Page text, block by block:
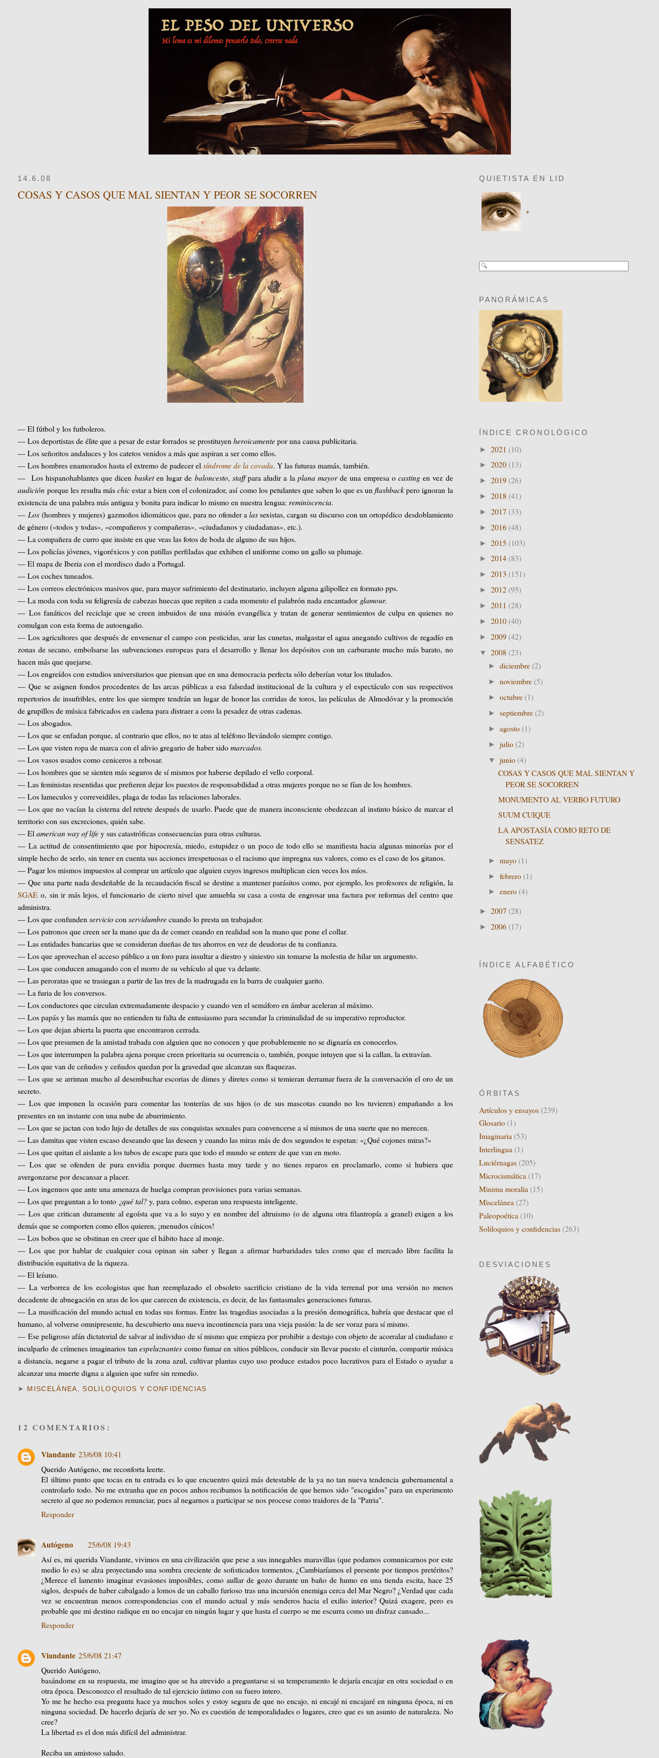
14.6.08
COSAS Y CASOS QUE MAL SIENTAN Y PEOR SE SOCORREN
— El fútbol y los futboleros.
— Los deportistas de élite que a pesar de estar forrados se prostituyenheroicamentepor una causa publicitaria.
— Los señoritos andaluces y los catetos venidos a más que aspiran a ser como ellos.
— Los hombres enamorados hasta el extremo de padecer elsíndrome de la covada. Y las futuras mamás, también.
— Los hispanohablantes que dicen basketen lugar de baloncesto, staffpara aludir a la plana mayorde una empresa o castingen vez de
audición porque les resulta máschicestar a bien con el colonizador, así como los petulantes que saben lo que es unflashbackpero ignoran la
existencia de una palabra más antigua y bonita para indicar lo mismo en nuestra lengua:reminiscencia.
— Los(hombres y mujeres) gazmoños idiomáticos que, para no ofender alassexistas, cargan su discurso con un ortopédico desdoblamiento
de género («todos y todas», «compañeros y compañeras», «ciudadanos y ciudadanas», etc.).
— La compañera de curro que insiste en que veas las fotos de boda de alguno de sus hijos.
— Los policías jóvenes, vigoréxicos y con patillas perfiladas que exhiben el uniforme como un gallo su plumaje.
— El mapa de Iberia con el mordisco dado a Portugal.
— Los coches tuneados.
— Los correos electrónicos masivos que, para mayor sufrimiento del destinatario, incluyen alguna gilipollez en formato pps.
— La moda con toda su feligresía de cabezas huecas que repiten a cada momento el palabrón nada encantador glamour.
— Los fanáticos del reciclaje que se creen imbuidos de una misión evangélica y tratan de generar sentimientos de culpa en quienes no
comulgan con esta forma de autoengaño.
— Los agricultores que después de envenenar el campo con pesticidas, arar las cunetas, malgastar el agua anegando cultivos de regadío en
zonas de secano, embolsarse las subvenciones europeas para el desarrollo y llenar los depósitos con un carburante mucho más barato, no
hacen más que quejarse.
— Los engreídos con estudios universitarios que piensan que en una democracia perfecta sólo deberían votar los titulados.
— Que se asignen fondos procedentes de las arcas públicas a esa falsedad institucional de la cultura y el espectáculo con sus respectivos
repertorios de insufribles, entre los que siempre tendrán un lugar de honor las corridas de toros, las películas de Almodóvar y la promoción
de grupillos de música fabricados en cadena para distraer a coro la pesadez de otras cadenas.
— Los abogados.
— Los que se enfadan porque, al contrario que ellos, no te atas al teléfono llevándolo siempre contigo.
— Los que visten ropa de marca con el alivio gregario de haber sidomarcados.
— Los vasos usados como ceniceros a rebosar.
— Los hombres que se sienten más seguros de sí mismos por haberse depilado el vello corporal.
— Las feministas resentidas que prefieren dejar los puestos de responsabilidad a otras mujeres porque no se fían de los hombres.
— Los lameculos y correveidiles, plaga de todas las relaciones laborales.
— Los que no vacían la cisterna del retrete después de usarlo. Puede que de manera inconsciente obedezcan al instinto básico de marcar el
territorio con sus excreciones, quién sabe.
— Elamerican way of lifey sus catastróficas consecuencias para otras culturas.
— La actitud de consentimiento que por hipocresía, miedo, estupidez o un poco de todo ello se manifiesta hacia algunas minorías por el
simple hecho de serlo, sin tener en cuenta sus acciones irrespetuosas o el racismo que impregna sus valores, como es el caso de los gitanos.
— Pagar los mismos impuestos al comprar un artículo que alguien cuyos ingresos multiplican cien veces los míos.
— Que una parte nada desdeñable de la recaudación fiscal se destine a mantener parásitos como, por ejemplo, los profesores de religión, la
SGAE o, sin ir más lejos, el funcionario de cierto nivel que amuebla su casa a costa de engrosar una factura por reformas del centro que
administra.
— Los que confundenservicioconservidumbrecuando lo presta un trabajador.
— Los patronos que creen ser la mano que da de comer cuando en realidad son la mano que pone el collar.
— Las entidades bancarias que se consideran dueñas de tus ahorros en vez de deudoras de tu confianza.
— Los que aprovechan el acceso público a un foro para insultar a diestro y siniestro sin tomarse la molestia de hilar un argumento.
— Los que conducen amagando con el morro de su vehículo al que va delante.
— Las peroratas que se trasiegan a partir de las tres de la madrugada en la barra de cualquier garito.
— La furia de los conversos.
— Los conductores que circulan extremadamente despacio y cuando ven el semáforo en ámbar aceleran al máximo.
— Los papás y las mamás que no entienden tu falta de entusiasmo para secundar la criminalidad de su imperativo reproductor.
— Los que dejan abierta la puerta que encontraron cerrada.
— Los que presumen de la amistad trabada con alguien que no conocen y que probablemente no se dignaría en conocerlos.
— Los que interrumpen la palabra ajena porque creen prioritaria su ocurrencia o, también, porque intuyen que si la callan, la extravían.
— Los que van de ceñudos y ceñudos quedan por la gravedad que alcanzan sus flaquezas.
— Los que se arriman mucho al desembuchar escorias de dimes y diretes como si temieran derramar fuera de la conversación el oro de un
secreto.
— Los que imponen la ocasión para comentar las tonterías de sus hijos (o de sus mascotas cuando no los tuvieren) empañando a los
presentes en un instante con una nube de aburrimiento.
— Los que se jactan con todo lujo de detalles de sus conquistas sexuales para convencerse a sí mismos de una suerte que no merecen.
— Las damitas que visten escaso deseando que las deseen y cuando las miras más de dos segundos te espetan: «¿Qué cojones miras?»
— Los que quitan el aislante a los tubos de escape para que todo el mundo se entere de que van en moto.
— Los que se ofenden de pura envidia porque duermes hasta muy tarde y no tienes reparos en proclamarlo, como si hubiera que
avergonzarse por descansar a placer.
— Los ingenuos que ante una amenaza de huelga compran provisiones para varias semanas.
— Los que preguntan a lo tonto ¿qué tal?y, para colmo, esperan una respuesta inteligente.
— Los que critican duramente al egoísta que va a lo suyo y en nombre del altruismo (o de alguna otra filantropía a granel) exigen a los
demás que se comporten como ellos quieren, ¡menudos cínicos!
— Los bobos que se obstinan en creer que el hábito hace al monje.
— Los que por hablar de cualquier cosa opinan sin saber y llegan a afirmar barbaridades tales como que el mercado libre facilita la
distribución equitativa de la riqueza.
— El leísmo.
— La verborrea de los ecologistas que han reemplazado el obsoleto sacrificio cristiano de la vida terrenal por una versión no menos
decadente de abnegación en aras de los que carecen de existencia, es decir, de las fantasmales generaciones futuras.
— La masificación del mundo actual en todas sus formas. Entre las tragedias asociadas a la presión demográfica, habría que destacar que el
humano, al volverse omnipresente, ha descubierto una nueva incontinencia para una vieja pasión: la de ser voraz para sí mismo.
— Ese peligroso afán dictatorial de salvar al individuo de sí mismo que empieza por prohibir a destajo con objeto de acorralar al ciudadano e
inculparlo de crímenes imaginarios tanespeluznantes como fumar en sitios públicos, conducir sin llevar puesto el cinturón, compartir música
a distancia, negarse a pagar el tributo de la zona azul, cultivar plantas cuyo uso produce estados poco lucrativos para el Estado o ayudar a
alcanzar una muerte digna a alguien que sufre sin remedio.
➤ MISCELÁNEA,SOLILOQUIOS Y CONFIDENCIAS
12 COMENTARIOS:
Viandante 23/6/08 10:41
Querido Autógeno, me reconforta leerte.
El último punto que tocas en tu entrada es lo que encuentro quizá más detestable de la ya no tan nueva tendencia gubernamental a
controlarlo todo. No me extranha que en pocos anhos recibamos la notificación de que hemos sido "escogidos" para un experimento
secreto al que no podemos renunciar, pues al negarnos a participar se nos procese como traidores de la "Patria".
Responder
Autógeno
25/6/08 19:43
Así es, mi querida Viandante, vivimos en una civilización que pese a sus innegables maravillas (que podamos comunicarnos por este
medio lo es) se alza proyectando una sombra creciente de sofisticados tormentos. ¿Cambiaríamos el presente por tiempos pretéritos?
¿Merece el lamento imaginar evasiones imposibles, como aullar de gozo durante un baño de humo en una tienda escita, hace 25
siglos, después de haber cabalgado a lomos de un caballo furioso tras una incursión enemiga cerca del Mar Negro? ¿Verdad que cada
vez se encuentran menos correspondencias con el mundo actual y más senderos hacia el exilio interior? Quizá exagere, pero es
probable que mi destino radique en no encajar en ningún lugar y que hasta el cuerpo se me escurra como un disfraz cansado...
Responder
Viandante 25/6/08 21:47
Querido Autógeno,
basándome en su respuesta, me imagino que se ha atrevido a preguntarse si su temperamento le dejaría encajar en otra sociedad o en
otra época. Desconozco el resultado de tal ejercicio íntimo con su fuero intero.
Yo me he hecho esa pregunta hace ya muchos soles y estoy segura de que no encajo, ni encajé ni encajaré en ninguna época, ni en
ninguna sociedad. De hacerlo dejaría de ser yo. No es cuestión de temporalidades o lugares, creo que es un asunto de naturaleza. No
cree?
La libertad es el don más difícil del administrar.
Reciba un amistoso saludo.
QUIETISTA EN LID
+
PANORÁMICAS
ÍNDICE CRONOLÓGICO
► 2021 (10)
► 2020 (13)
► 2019 (26)
► 2018 (41)
► 2017 (33)
► 2016 (48)
► 2015 (103)
► 2014 (83)
► 2013 (151)
► 2012 (95)
► 2011 (28)
► 2010 (40)
► 2009 (42)
▼ 2008 (23)
►diciembre (2)
►noviembre (5)
►octubre (1)
►septiembre (2)
►agosto (1)
►julio (2)
▼junio (4)
COSAS Y CASOS QUE MAL SIENTAN Y
PEOR SE SOCORREN
MONUMENTO AL VERBO FUTURO
SUUM CUIQUE
LA APOSTASÍA COMO RETO DE
SENSATEZ
►mayo (1)
►febrero (1)
►enero (4)
► 2007 (28)
► 2006 (17)
ÍNDICE ALFABÉTICO
ÓRBITAS
Artículos y ensayos (239)
Glosario (1)
Imaginaria (53)
Interlingua (1)
Luciérnagas (205)
Microcismática (17)
Minima moralia (15)
Miscelánea (27)
Paleopoética (10)
Soliloquios y confidencias (263)
DESVIACIONES